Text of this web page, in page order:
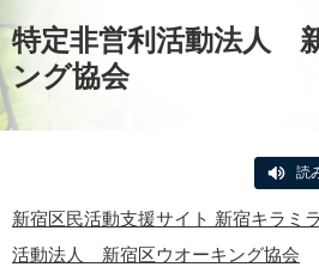
特定非営利活動法人
ング協会
読
新宿区民活動支援サイト 新宿キラミ
活動法人 新宿区ウオーキング協会